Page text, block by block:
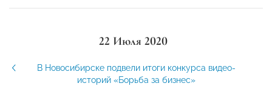
22 Июля 2020
В Новосибирске подвели итоги конкурса видео-
историй «Борьба за бизнес»